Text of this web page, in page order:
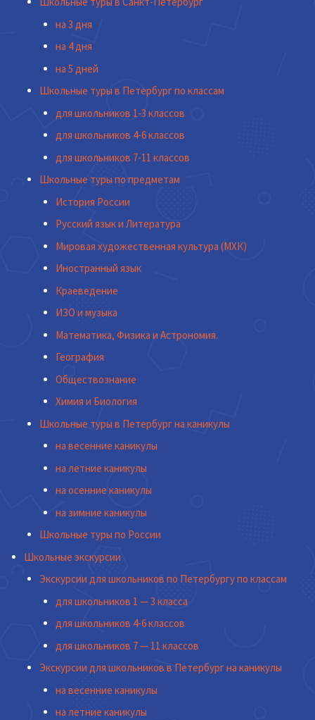
на 3 дня
на 4 дня
на 5 дней
Школьные туры в Петербург по классам
для школьников 1-3 классов
для школьников 4-6 классов
для школьников 7-11 классов
Школьные туры по предметам
История России
Русский язык и Литература
Мировая художественная культура (МХК)
Иностранный язык
Краеведение
ИЗО и музыка
Математика, Физика и Астрономия.
География
Обществознание
Химия и Биология
Школьные туры в Петербург на каникулы
на весенние каникулы
на летние каникулы
на осенние каникулы
на зимние каникулы
Школьные туры по России
Школьные экскурсии
Экскурсии для школьников по Петербургу по классам
для школьников 1 — 3 класса
для школьников 4-6 классов
для школьников 7 — 11 классов
Экскурсии для школьников в Петербург на каникулы
на весенние каникулы
на летние каникулы